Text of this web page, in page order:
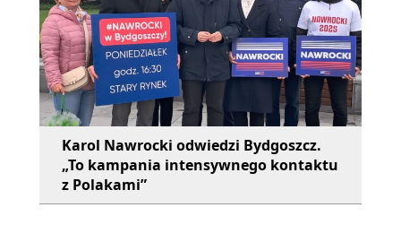
Karol Nawrocki odwiedzi Bydgoszcz.
„To kampania intensywnego kontaktu
z Polakami”